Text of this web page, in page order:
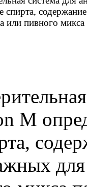
спирта,
или пивного
M
для